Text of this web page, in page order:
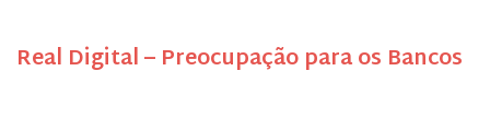
Real Digital – Preocupação para os Bancos